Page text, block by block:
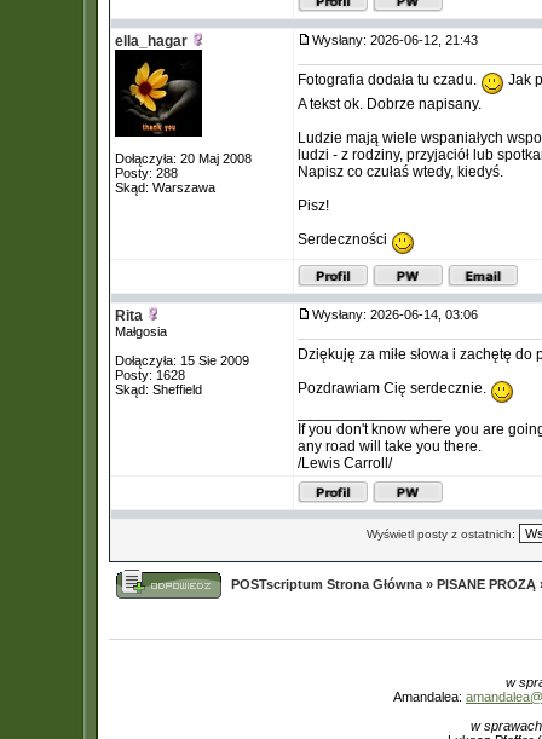
ella_hagar
Dołączyła: 20 Maj 2008
Posty: 288
Skąd: Warszawa
Wysłany: 2026-06-12, 21:43
Fotografia dodała tu czadu.
Jak
A tekst ok. Dobrze napisany.
Ludzie mają wiele wspaniałych
ludzi - z rodziny, przyjaciół lub
Napisz co czułaś wtedy, kiedyś.
Pisz!
Serdeczności
Rita
Małgosia
Dołączyła: 15 Sie 2009
Posty: 1628
Skąd: Sheffield
Wysłany: 2026-06-14, 03:06
Dziękuję za miłe słowa i zachętę do
Pozdrawiam Cię serdecznie.
If you don't know where you are
any road will take you there.
/Lewis Carroll/
Wyświetl posty z ostatnich:
POSTscriptum Strona Główna » PISANE PROZĄ
w
Amandalea:
w